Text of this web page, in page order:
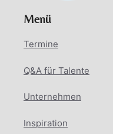
Menü
Termine
Q&A für Talente
Unternehmen
Inspiration